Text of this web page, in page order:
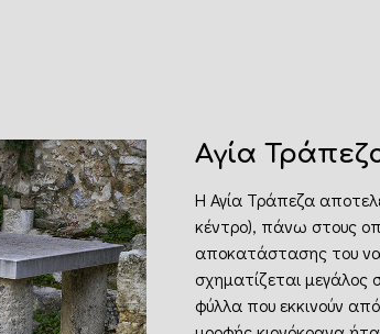
Αγία
Η Αγία Τράπεζα
κέντρο), πάνω στους
αποκατάστασης του
σχηματίζεται μεγάλος
φύλλα που εκκινούν